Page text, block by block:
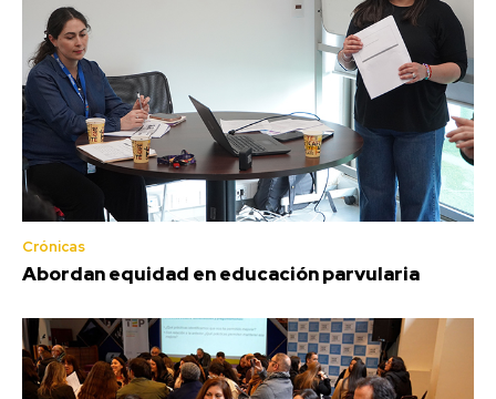
Crónicas
Abordan equidad en educación parvularia